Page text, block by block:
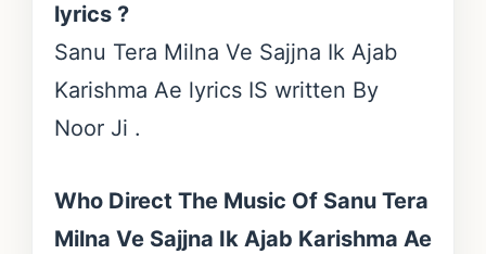
lyrics ?
Sanu Tera Milna Ve Sajjna Ik Ajab
Karishma Ae lyrics IS written By
Noor Ji .
Who Direct The Music Of Sanu Tera
Milna Ve Sajjna Ik Ajab Karishma Ae